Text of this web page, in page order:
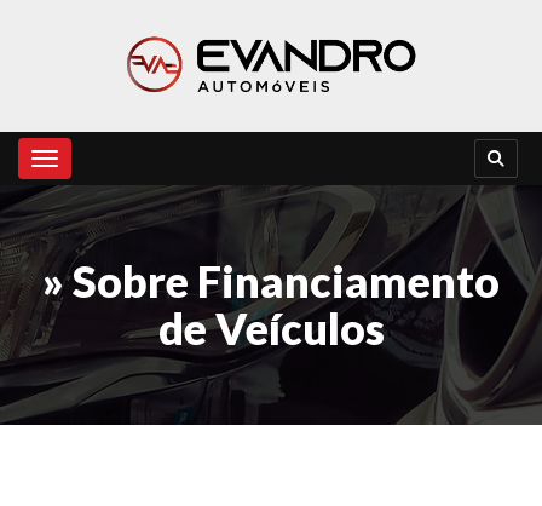
Toggle navigation
» Sobre Financiamento
de Veículos